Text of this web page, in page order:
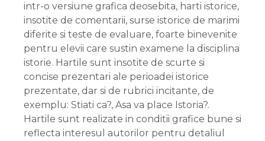
intr-o versiune grafica deosebita, harti istorice,
insotite de comentarii, surse istorice de marimi
diferite si teste de evaluare, foarte binevenite
pentru elevii care sustin examene la disciplina
istorie. Hartile sunt insotite de scurte si
concise prezentari ale perioadei istorice
prezentate, dar si de rubrici incitante, de
exemplu: Stiati ca?, Asa va place Istoria?.
Hartile sunt realizate in conditii grafice bune si
reflecta interesul autorilor pentru detaliul